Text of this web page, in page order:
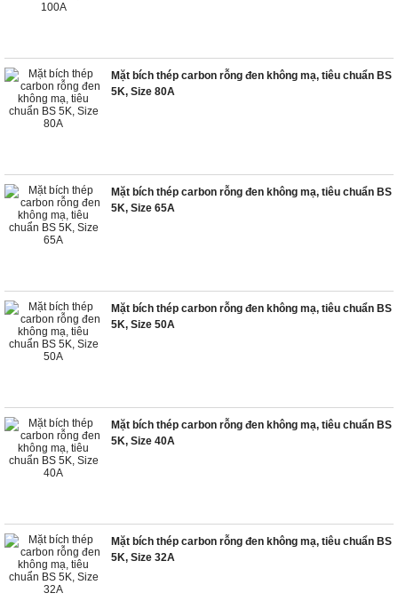
Mặt bích thép carbon rỗng đen không mạ, tiêu chuẩn BS
5K, Size 80A
Mặt bích thép carbon rỗng đen không mạ, tiêu chuẩn BS
5K, Size 65A
Mặt bích thép carbon rỗng đen không mạ, tiêu chuẩn BS
5K, Size 50A
Mặt bích thép carbon rỗng đen không mạ, tiêu chuẩn BS
5K, Size 40A
Mặt bích thép carbon rỗng đen không mạ, tiêu chuẩn BS
5K, Size 32A